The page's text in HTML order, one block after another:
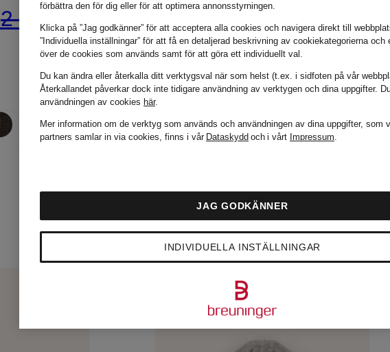
2 885 kr Lägsta pris: 2 885 kr
förbättra den för dig eller för att optimera annonsstyrningen.
Klicka på ”Jag godkänner” för att acceptera alla cookies och navigera direkt till
”Individuella inställningar” för att få en detaljerad beskrivning av cookiekategorierna och
över de cookies som används samt för att göra ett individuellt val.
Du kan ändra eller återkalla ditt verktygsval när som helst (t.ex. i sidfoten på vår
Återkallandet påverkar dock inte tidigare användning av verktygen och dina uppgifter.
användningen av cookies här.
Mer information om de verktyg som används och användningen av dina uppgifter, som
partners samlar in via cookies, finns i vår Dataskydd och i vårt Impressum.
INDIVIDUELLA INSTÄLLNINGAR
JAG GODKÄNNER